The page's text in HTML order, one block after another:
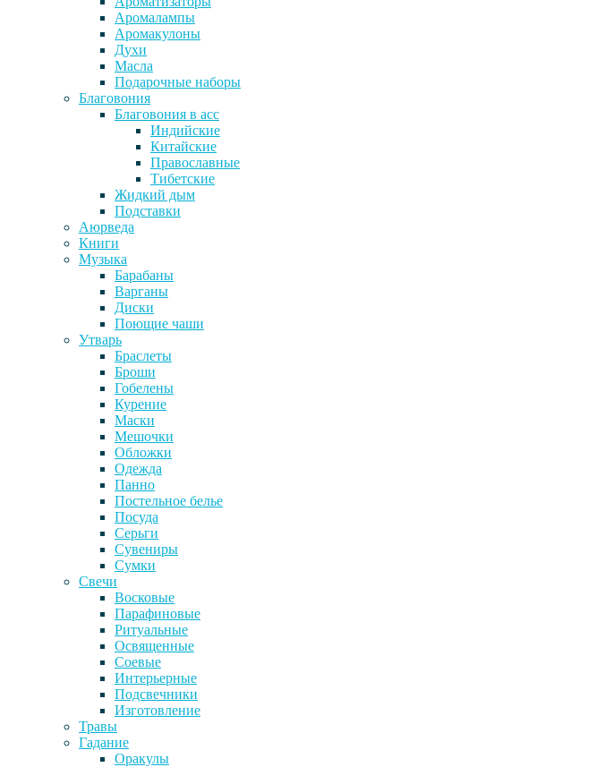
Аромалампы
Аромакулоны
Духи
Масла
Подарочные наборы
Благовония
Благовония в асс
Индийские
Китайские
Православные
Тибетские
Жидкий дым
Подставки
Аюрведа
Книги
Музыка
Барабаны
Варганы
Диски
Поющие чаши
Утварь
Браслеты
Броши
Гобелены
Курение
Маски
Мешочки
Обложки
Одежда
Панно
Постельное белье
Посуда
Серьги
Сувениры
Сумки
Свечи
Восковые
Парафиновые
Ритуальные
Освященные
Соевые
Интерьерные
Подсвечники
Изготовление
Травы
Гадание
Оракулы